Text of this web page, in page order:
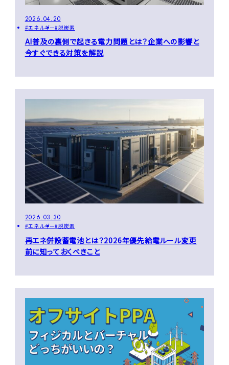
2026.04.20
エネルギー 脱炭素
AI普及の裏側で起きる電力問題とは？企業への影響と
今すぐできる対策を解説
2026.03.30
エネルギー 脱炭素
再エネ併設蓄電池とは？2026年優先給電ルール変更
前に知っておくべきこと